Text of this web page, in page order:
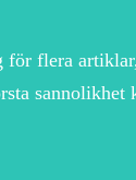
flera